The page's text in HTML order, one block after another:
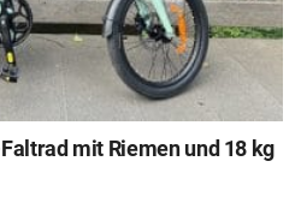
mit Riemen und 18 kg